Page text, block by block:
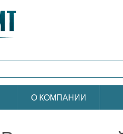
О КОМПАНИИ